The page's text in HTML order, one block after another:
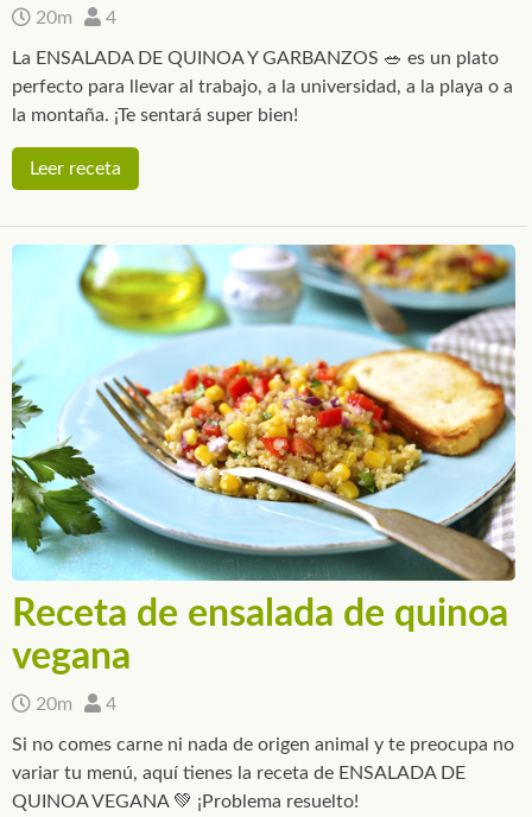
20m 4
La ENSALADA DE QUINOA Y GARBANZOS 🥗 es un plato
perfecto para llevar al trabajo, a la universidad, a la playa o a
la montaña. ¡Te sentará super bien!
Leer receta
Receta de ensalada de quinoa
vegana
20m 4
Si no comes carne ni nada de origen animal y te preocupa no
variar tu menú, aquí tienes la receta de ENSALADA DE
QUINOA VEGANA 💚 ¡Problema resuelto!